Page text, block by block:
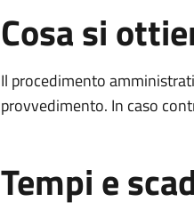
Cosa si
Il procedimento
provvedimento. In caso
Tempi e